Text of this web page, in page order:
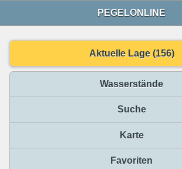
PEGELONLINE
Aktuelle Lage (156)
Wasserstände
Suche
Karte
Favoriten